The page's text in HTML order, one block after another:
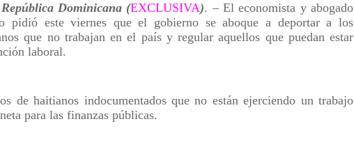
Dominicana (EXCLUSIVA). – El economista y abogado
pidió este viernes que el gobierno se aboque a deportar a los
que no trabajan en el país y regular aquellos que puedan estar
laboral.
de haitianos indocumentados que no están ejerciendo un trabajo
para las finanzas públicas.